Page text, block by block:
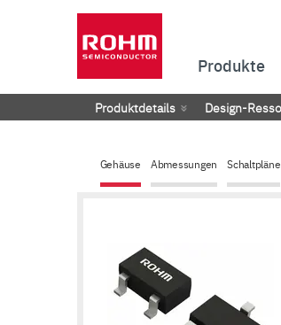
Produkte
Produktdetails Design-
Gehäuse Abmessungen Schaltpläne